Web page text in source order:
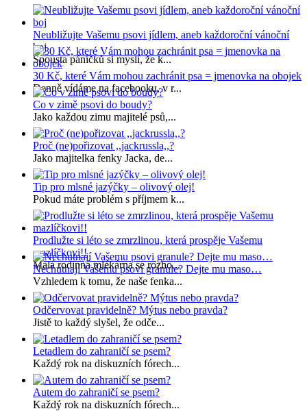
Neubližujte Vašemu psovi jídlem, aneb každoroční vánoční
boj
Spousta páníčků si myslí, že k...
30 Kč, které Vám mohou zachránit psa = jmenovka na obojek
Denně vídáme na facebooku, v r...
Co v zimě psovi do boudy?
Jako každou zimu majitelé psů,...
Proč (ne)pořizovat ,,jackrussla,,?
Jako majitelka fenky Jacka, de...
Tip pro mlsné jazýčky – olivový olej!
Pokud máte problém s příjmem k...
Prodlužte si léto se zmrzlinou, která prospěje Vašemu
mazlíčkovi!!
Malá rodinná mlékárna se rozho...
Nechutnají Vašemu psovi granule? Dejte mu maso…
Vzhledem k tomu, že naše fenka...
Odčervovat pravidelně? Mýtus nebo pravda?
Jistě to každý slyšel, že odče...
Letadlem do zahraničí se psem?
Každý rok na diskuzních fórech...
Autem do zahraničí se psem?
Každý rok na diskuzních fórech...